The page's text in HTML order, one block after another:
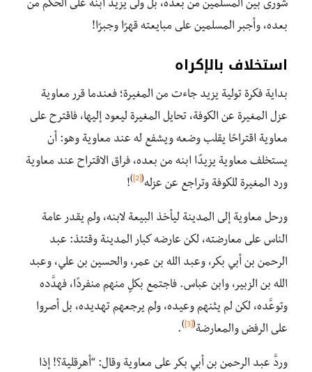
شورى بين المسلمين من بعده، بل ولَّى يزيد ابنه على الحكم من
بعده، وأجبر المسلمين على مبايعته قهرًا وجبرًا!
استخلاف بالإكراه
بداية فكرة تولية يزيد جاءت من المغيرة؛ فعندما قرر معاوية
عزل المغيرة عن الكوفة، تحايل المغيرة ليعود إليها، فاقترح على
معاوية اقتراحًا يقلب وضعه ويشفع له عند معاوية وهو: أن
يستخلف معاوية يزيدًا ابنه من بعده، فراق الاقتراح عند معاوية
ورد المغيرة للكوفة وتراجع عن عزله(
[2]
)
!
ورحل معاوية إلى المدينة ليأخذ البيعة لابنه، ولم يقدر عامة
الناس على معارضته، لكن عارضه كبار المدينة وقتئذ: عبد
الرحمن بن أبي بكر، وعبد الله بن عمر، والحسين بن علي، وعبد
الله بن الزبير، وابن عباس. فاجتمع بكلٍ منهم منفردًا، فهدَّده
وتوعَّده، لكن لم يثنهم وعيده، ولم يرجعهم تهديده، بل أصروا
على الرفض والمعارضة(
[3]
)
.
وردَّ عبد الرحمن بن أبي بكر على معاوية وقال: “أهرقلية؟! إذا